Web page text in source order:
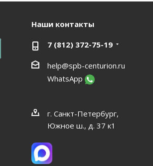
Наши контакты
7 (812) 372-75-19
help@spb-centurion.ru
WhatsApp
г. Санкт-Петербург,
Южное ш., д. 37 к1